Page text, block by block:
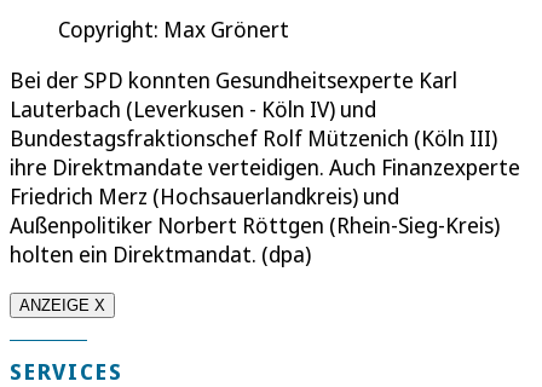
Copyright: Max Grönert
Bei der SPD konnten Gesundheitsexperte Karl
Lauterbach (Leverkusen - Köln IV) und
Bundestagsfraktionschef Rolf Mützenich (Köln III)
ihre Direktmandate verteidigen. Auch Finanzexperte
Friedrich Merz (Hochsauerlandkreis) und
Außenpolitiker Norbert Röttgen (Rhein-Sieg-Kreis)
holten ein Direktmandat. (dpa)
ANZEIGE X
SERVICES